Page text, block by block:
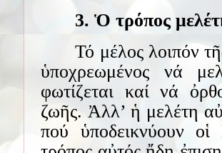
3. Ὁ τρόπος
Τό μέλος λοιπόν
ὑποχρεωμένος νά
φωτίζεται καί νά
ζωῆς. Ἀλλ’ ἡ μελέτη
πού ὑποδεικνύουν